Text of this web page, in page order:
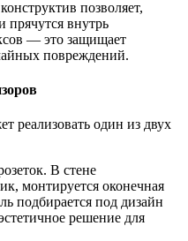
позволяет,
прячутся внутрь
— это защищает
повреждений.
реализовать один из двух
В стене
монтируется оконечная
подбирается под дизайн
решение для